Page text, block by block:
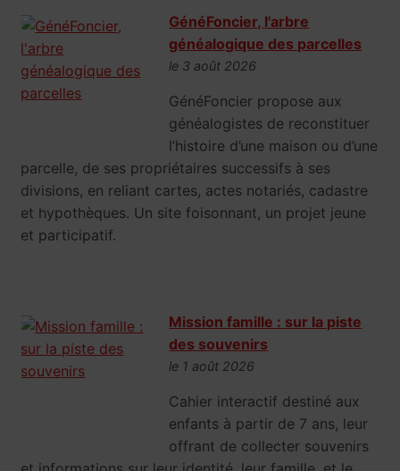
GénéFoncier, l'arbre
généalogique des parcelles
le 3 août 2026
GénéFoncier propose aux
généalogistes de reconstituer
l’histoire d’une maison ou d’une
parcelle, de ses propriétaires successifs à ses
divisions, en reliant cartes, actes notariés, cadastre
et hypothèques. Un site foisonnant, un projet jeune
et participatif.
Mission famille : sur la piste
des souvenirs
le 1 août 2026
Cahier interactif destiné aux
enfants à partir de 7 ans, leur
offrant de collecter souvenirs